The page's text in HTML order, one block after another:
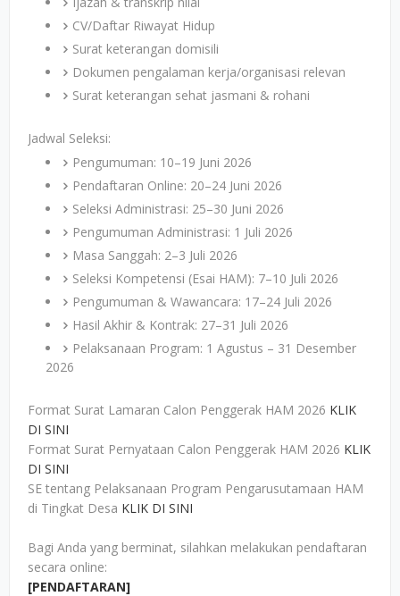
CV/Daftar Riwayat Hidup
Surat keterangan domisili
Dokumen pengalaman kerja/organisasi relevan
Surat keterangan sehat jasmani & rohani
Jadwal Seleksi:
Pengumuman: 10–19 Juni 2026
Pendaftaran Online: 20–24 Juni 2026
Seleksi Administrasi: 25–30 Juni 2026
Pengumuman Administrasi: 1 Juli 2026
Masa Sanggah: 2–3 Juli 2026
Seleksi Kompetensi (Esai HAM): 7–10 Juli 2026
Pengumuman & Wawancara: 17–24 Juli 2026
Hasil Akhir & Kontrak: 27–31 Juli 2026
Pelaksanaan Program: 1 Agustus – 31 Desember
2026
Format Surat Lamaran Calon Penggerak HAM 2026 KLIK
DI SINI
Format Surat Pernyataan Calon Penggerak HAM 2026 KLIK
DI SINI
SE tentang Pelaksanaan Program Pengarusutamaan HAM
di Tingkat Desa KLIK DI SINI
Bagi Anda yang berminat, silahkan melakukan pendaftaran
secara online:
[PENDAFTARAN]